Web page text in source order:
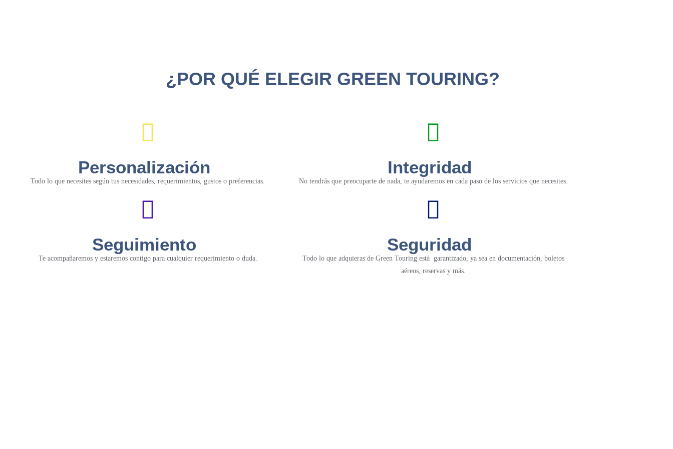
¿POR QUÉ ELEGIR GREEN TOURING?
Personalización
Todo lo que necesites según tus necesidades, requerimientos, gustos o preferencias.
Integridad
No tendrás que preocuparte de nada, te ayudaremos en cada paso de los servicios que necesites.
Seguimiento
Te acompañaremos y estaremos contigo para cualquier requerimiento o duda.
Seguridad
Todo lo que adquieras de Green Touring está garantizado, ya sea en documentación, boletos
aéreos, reservas y más.